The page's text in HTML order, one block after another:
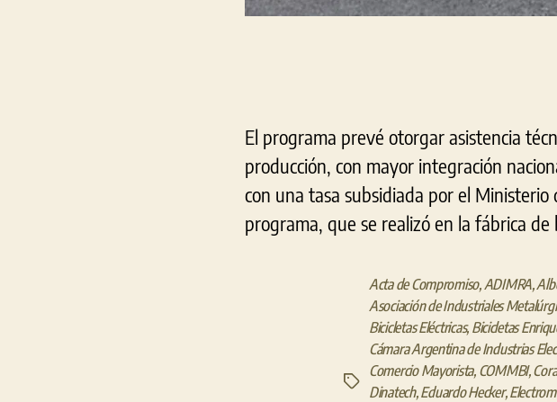
El programa prevé otorgar asistencia
producción, con mayor integración
con una tasa subsidiada por el
programa, que se realizó en la fábrica
Etiquetas
Acta de Compromiso, ADIMRA,
Asociación de Industriales
Bicicletas Eléctricas, Bicicletas
Cámara Argentina de Industrias
Comercio Mayorista, COMMBI,
Dinatech,Eduardo Hecker,